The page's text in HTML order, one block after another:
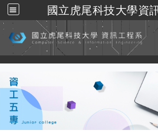
國立虎尾科技大學資
跳到主要內容